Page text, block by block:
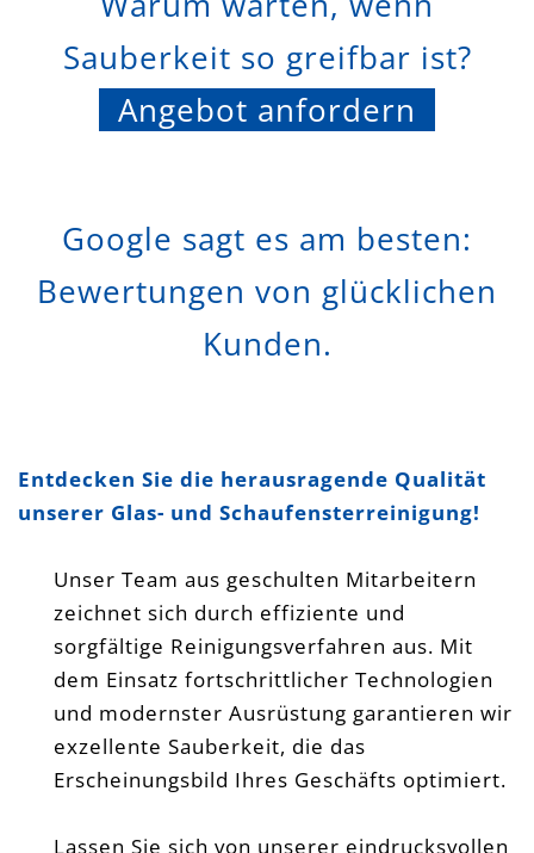
Sauberkeit so greifbar ist?
Angebot anfordern
Google sagt es am besten:
Bewertungen von glücklichen
Kunden.
Entdecken Sie die herausragende Qualität
unserer Glas- und Schaufensterreinigung!
Unser Team aus geschulten Mitarbeitern
zeichnet sich durch effiziente und
sorgfältige Reinigungsverfahren aus. Mit
dem Einsatz fortschrittlicher Technologien
und modernster Ausrüstung garantieren wir
exzellente Sauberkeit, die das
Erscheinungsbild Ihres Geschäfts optimiert.
Lassen Sie sich von unserer eindrucksvollen